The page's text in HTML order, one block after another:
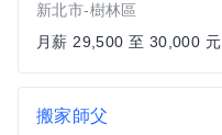
新北市-樹林區
月薪 29,500 至 30,000 元
搬家師父